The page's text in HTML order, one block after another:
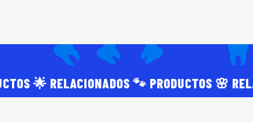
🌟 RELACIONADOS 🐾 PRODUCTOS 🌸